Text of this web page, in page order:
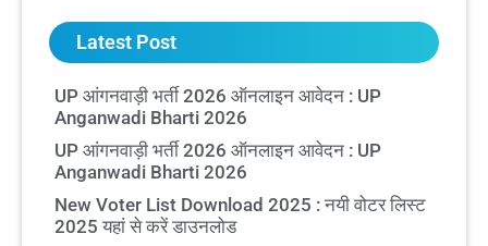
Latest Post
UP आंगनवाड़ी भर्ती 2026 ऑनलाइन आवेदन : UP
Anganwadi Bharti 2026
UP आंगनवाड़ी भर्ती 2026 ऑनलाइन आवेदन : UP
Anganwadi Bharti 2026
New Voter List Download 2025 : नयी वोटर लिस्ट
2025 यहां से करें डाउनलोड